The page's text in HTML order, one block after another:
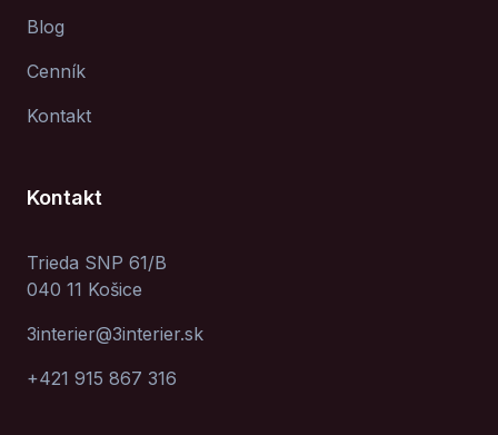
Blog
Cenník
Kontakt
Kontakt
Trieda SNP 61/B
040 11 Košice
3interier@3interier.sk
+421 915 867 316